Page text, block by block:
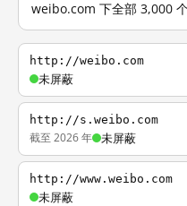
weibo.com 下全部 3,000
http://weibo.com
未屏蔽
http://s.weibo.com
截至 2026 年 未屏蔽
http://www.weibo.com
未屏蔽